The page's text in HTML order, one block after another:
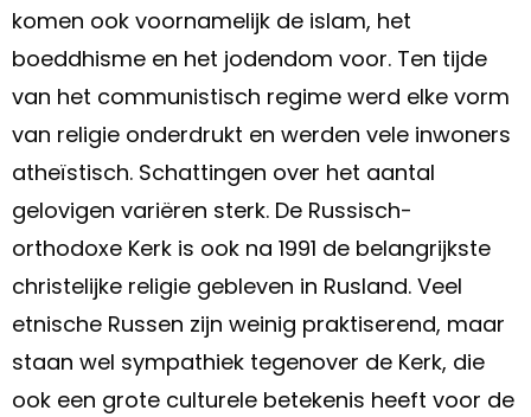
komen ook voornamelijk de islam, het
boeddhisme en het jodendom voor. Ten tijde
van het communistisch regime werd elke vorm
van religie onderdrukt en werden vele inwoners
atheïstisch. Schattingen over het aantal
gelovigen variëren sterk. De Russisch-
orthodoxe Kerk is ook na 1991 de belangrijkste
christelijke religie gebleven in Rusland. Veel
etnische Russen zijn weinig praktiserend, maar
staan wel sympathiek tegenover de Kerk, die
ook een grote culturele betekenis heeft voor de